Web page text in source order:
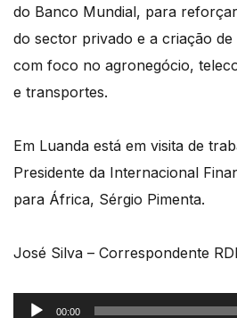
do Banco Mundial, para
do sector privado e a criação
com foco no agronegócio,
e transportes.
Em Luanda está em visita de
Presidente da Internacional
para África, Sérgio Pimenta.
José Silva – Correspondente
Reprodutor
00:00